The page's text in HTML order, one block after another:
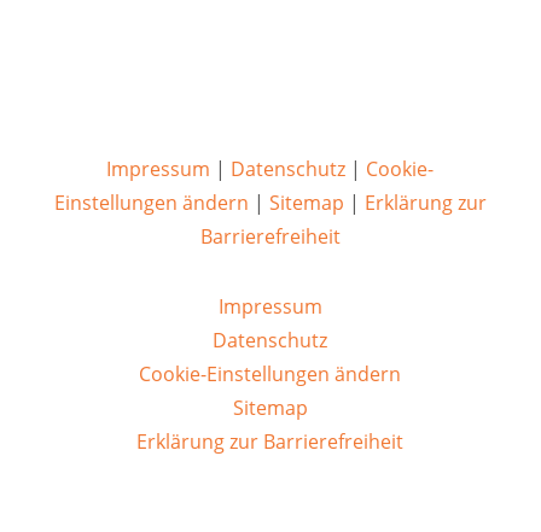
Impressum | Datenschutz | Cookie-
Einstellungen ändern | Sitemap | Erklärung zur
Barrierefreiheit
Impressum
Datenschutz
Cookie-Einstellungen ändern
Sitemap
Erklärung zur Barrierefreiheit